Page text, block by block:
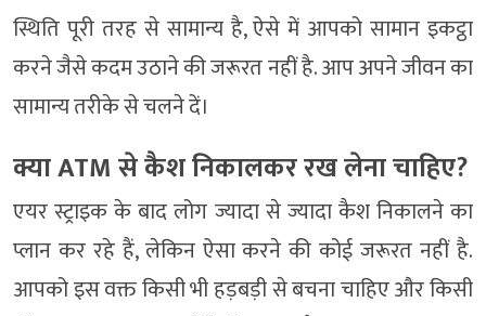
स्थिति पूरी तरह से सामान्य है, ऐसे में आपको सामान इकट्ठा
करने जैसे कदम उठाने की जरूरत नहीं है. आप अपने जीवन का
सामान्य तरीके से चलने दें।
क्या ATM से कैश निकालकर रख लेना चाहिए?
एयर स्ट्राइक के बाद लोग ज्यादा से ज्यादा कैश निकालने का
प्लान कर रहे हैं, लेकिन ऐसा करने की कोई जरूरत नहीं है.
आपको इस वक्त किसी भी हड़बड़ी से बचना चाहिए और किसी